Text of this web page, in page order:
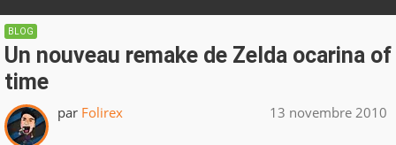
BLOG
Un nouveau remake de Zelda ocarina of
time
par Folirex 13 novembre 2010